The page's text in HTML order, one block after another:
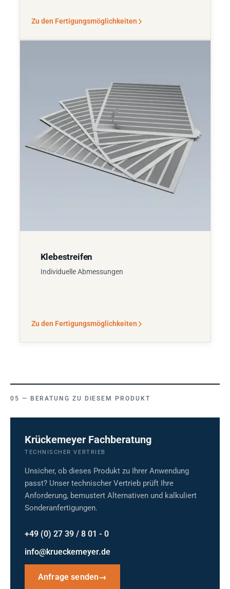
Zu den Fertigungsmöglichkeiten
Klebestreifen
Individuelle Abmessungen
Zu den Fertigungsmöglichkeiten
BERATUNG ZU DIESEM PRODUKT
Krückemeyer Fachberatung
TECHNISCHER VERTRIEB
Unsicher, ob dieses Produkt zu Ihrer Anwendung
passt? Unser technischer Vertrieb prüft Ihre
Anforderung, bemustert Alternativen und kalkuliert
Sonderanfertigungen.
+49 (0) 27 39 / 8 01 - 0
info@krueckemeyer.de
Anfrage senden→